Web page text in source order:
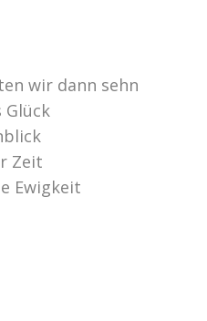
wir dann sehn
Glück
Zeit
Ewigkeit